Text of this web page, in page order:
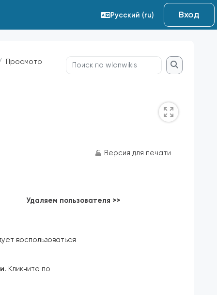
Русский ‎(ru)‎ Вход
Просмотр
Поиск по wldnwikis
Поиск по
Версия для печати
Удаляем пользователя >>
воспользоваться
. Кликните по